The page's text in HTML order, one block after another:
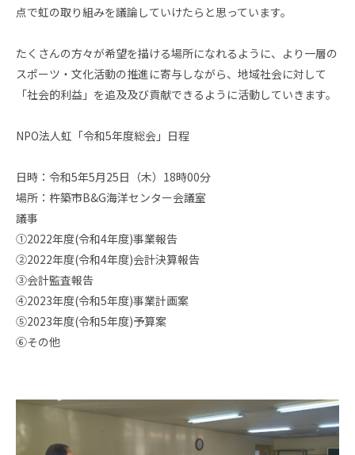
点で虹の取り組みを議論していけたらと思っています。
たくさんの方々が希望を描ける場所になれるように、より一層の
スポーツ・文化活動の推進に寄与しながら、地域社会に対して
「社会的利益」を追及及び貢献できるように活動していきます。
NPO法人虹「令和5年度総会」日程
日時：令和5年5月25日（木）18時00分
場所：杵築市B&G海洋センター会議室
議事
①2022年度(令和4年度)事業報告
②2022年度(令和4年度)会計決算報告
③会計監査報告
④2023年度(令和5年度)事業計画案
⑤2023年度(令和5年度)予算案
⑥その他